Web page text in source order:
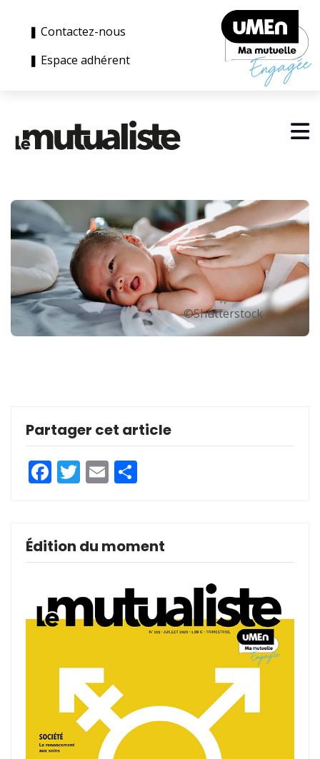
❚ Contactez-nous
❚ Espace adhérent
©Shutterstock
Partager cet article
Facebook
Twitter
Email
Édition du moment